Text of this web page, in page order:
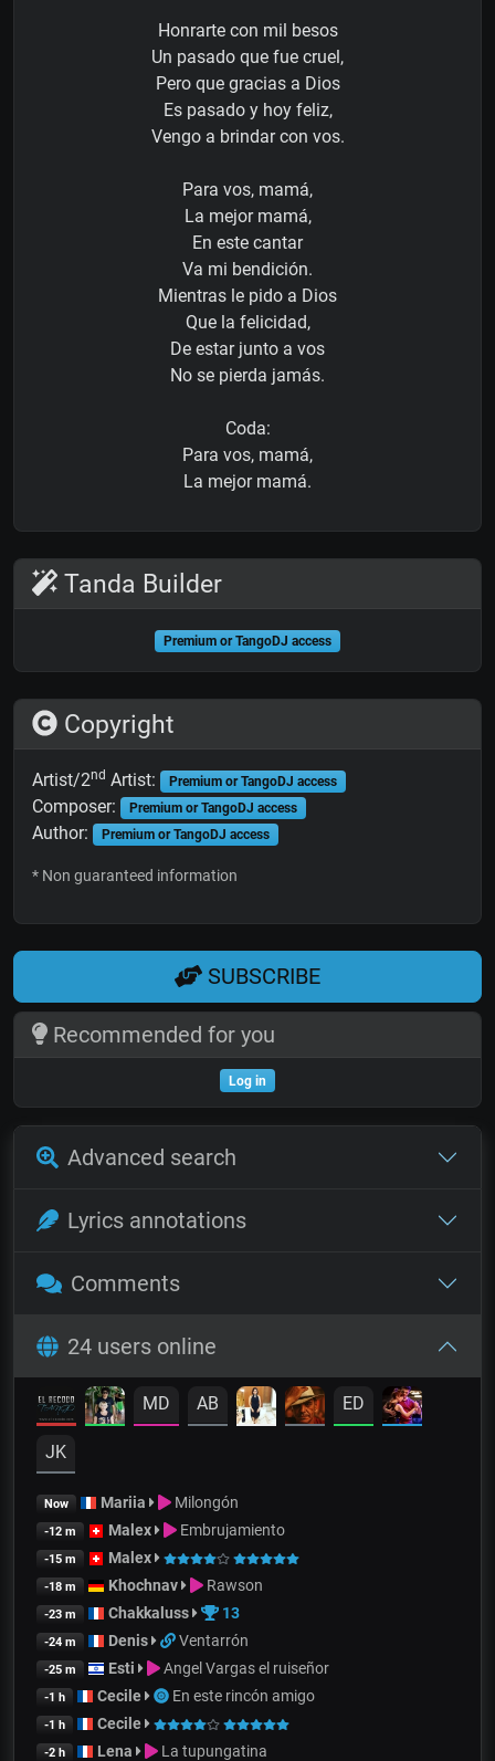
Honrarte con mil besos
Un pasado que fue cruel,
Pero que gracias a Dios
Es pasado y hoy feliz,
Vengo a brindar con vos.
Para vos, mamá,
La mejor mamá,
En este cantar
Va mi bendición.
Mientras le pido a Dios
Que la felicidad,
De estar junto a vos
No se pierda jamás.
Coda:
Para vos, mamá,
La mejor mamá.
Tanda Builder
Premium or TangoDJ access
Copyright
Artist/2nd Artist: Premium or TangoDJ access
Composer: Premium or TangoDJ access
Author: Premium or TangoDJ access
* Non guaranteed information
SUBSCRIBE
Recommended for you
Log in
Advanced search
Lyrics annotations
Comments
24 users online
MD AB ED
JK
Now Mariia Milongón
-12 m Malex Embrujamiento
-15 m Malex
-18 m Khochnav Rawson
-23 m Chakkaluss 13
-24 m Denis Ventarrón
-25 m Esti Angel Vargas el ruiseñor
-1 h Cecile En este rincón amigo
-1 h Cecile
-2 h Lena La tupungatina